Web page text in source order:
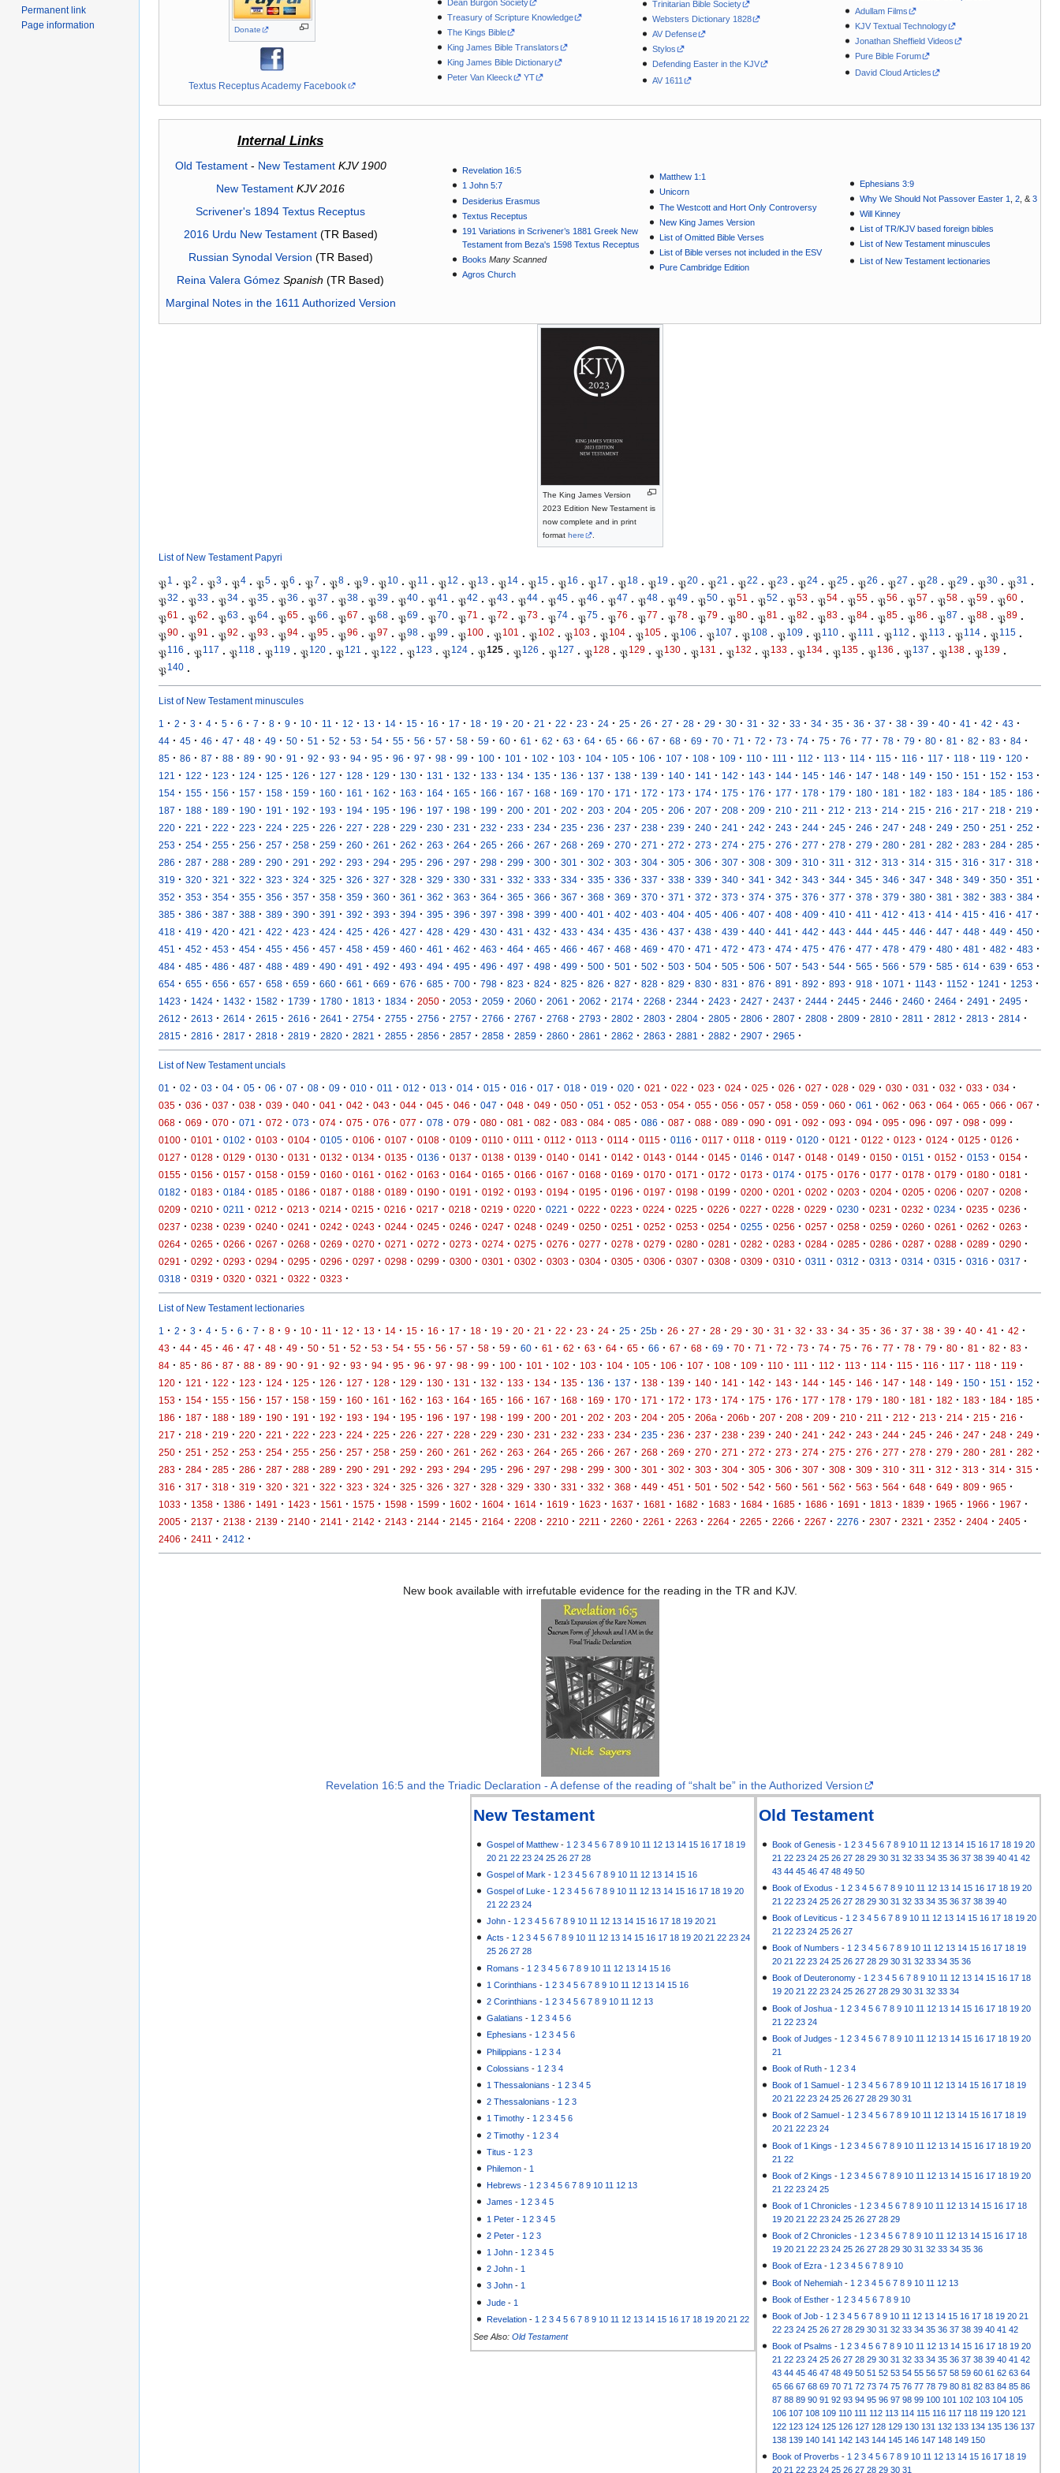
Donate
Textus Receptus Academy Facebook
Dean Burgon Society
Treasury of Scripture Knowledge
The Kings Bible
King James Bible Translators
King James Bible Dictionary
Peter Van Kleeck
YT
Trinitarian Bible Society
Websters Dictionary 1828
AV Defense
Stylos
Defending Easter in the KJV
AV 1611
Adullam Films
KJV Textual Technology
Jonathan Sheffield Videos
Pure Bible Forum
David Cloud Articles
Internal Links
Old Testament- New Testament KJV 1900
New Testament KJV 2016
Scrivener's 1894 Textus Receptus
2016 Urdu New Testament(TR Based)
Russian Synodal Version (TR Based)
Reina Valera Gómez Spanish (TR Based)
Marginal Notes in the 1611 Authorized Version
Revelation 16:5
1 John 5:7
Desiderius Erasmus
Textus Receptus
191 Variations in Scrivener’s 1881 Greek New
Testament from Beza's 1598 Textus Receptus
Books Many Scanned
Agros Church
Matthew 1:1
Unicorn
The Westcott and Hort Only Controversy
New King James Version
List of Omitted Bible Verses
List of Bible verses not included in the ESV
Pure Cambridge Edition
Ephesians 3:9
Why We Should Not Passover Easter 1
,2 , &3
Will Kinney
List of TR/KJV based foreign bibles
List of New Testament minuscules
List of New Testament lectionaries
The King James Version
2023 Edition New Testament is
now complete and in print
format here .
List of New Testament Papyri
𝔓1 · 𝔓2 · 𝔓3 · 𝔓4 · 𝔓5 · 𝔓6 · 𝔓7 · 𝔓8 · 𝔓9 · 𝔓10 · 𝔓11 · 𝔓12 · 𝔓13 · 𝔓14 · 𝔓15 · 𝔓16 · 𝔓17 · 𝔓18 · 𝔓19 · 𝔓20 · 𝔓21 · 𝔓22 · 𝔓23 · 𝔓24 · 𝔓25 · 𝔓26 · 𝔓27 · 𝔓28 · 𝔓29 · 𝔓30 · 𝔓31
·
𝔓32 · 𝔓33 · 𝔓34 · 𝔓35 · 𝔓36 · 𝔓37 · 𝔓38 · 𝔓39 · 𝔓40 · 𝔓41 · 𝔓42 · 𝔓43 · 𝔓44 · 𝔓45 · 𝔓46 · 𝔓47 · 𝔓48 · 𝔓49 · 𝔓50 · 𝔓51 · 𝔓52 · 𝔓53 · 𝔓54 · 𝔓55 · 𝔓56 · 𝔓57 · 𝔓58 · 𝔓59 · 𝔓60 ·
𝔓61 · 𝔓62 · 𝔓63 · 𝔓64 · 𝔓65 · 𝔓66 · 𝔓67 · 𝔓68 · 𝔓69 · 𝔓70 · 𝔓71 · 𝔓72 · 𝔓73 · 𝔓74 · 𝔓75 · 𝔓76 · 𝔓77 · 𝔓78 · 𝔓79 · 𝔓80 · 𝔓81 · 𝔓82 · 𝔓83 · 𝔓84 · 𝔓85 · 𝔓86 · 𝔓87 · 𝔓88 · 𝔓89 ·
𝔓90 · 𝔓91 · 𝔓92 · 𝔓93 · 𝔓94 · 𝔓95 · 𝔓96 · 𝔓97 · 𝔓98 · 𝔓99 · 𝔓100 · 𝔓101 · 𝔓102 · 𝔓103 · 𝔓104 · 𝔓105 · 𝔓106 · 𝔓107 · 𝔓108 · 𝔓109 · 𝔓110 · 𝔓111 · 𝔓112 · 𝔓113 · 𝔓114 · 𝔓115 ·
𝔓116 · 𝔓117 · 𝔓118 · 𝔓119 · 𝔓120 · 𝔓121 · 𝔓122 · 𝔓123 · 𝔓124 · 𝔓125 · 𝔓126 · 𝔓127 · 𝔓128 · 𝔓129 · 𝔓130 · 𝔓131 · 𝔓132 · 𝔓133 · 𝔓134 · 𝔓135 · 𝔓136 · 𝔓137 · 𝔓138 · 𝔓139 ·
𝔓140 ·
List of New Testament minuscules
1 · 2 · 3 · 4 · 5 · 6 · 7 · 8 · 9 · 10 · 11 · 12 · 13 · 14 · 15 · 16 · 17 · 18 · 19 · 20 · 21 · 22 · 23 · 24 · 25 · 26 · 27 · 28 · 29 · 30 · 31 · 32 · 33 · 34 · 35 · 36 · 37 · 38 · 39 · 40 · 41 · 42 · 43 ·
44 · 45 · 46 · 47 · 48 · 49 · 50 · 51 · 52 · 53 · 54 · 55 · 56 · 57 · 58 · 59 · 60 · 61 · 62 · 63 · 64 · 65 · 66 · 67 · 68 · 69 · 70 · 71 · 72 · 73 · 74 · 75 · 76 · 77 · 78 · 79 · 80 · 81 · 82 · 83 · 84 ·
85 · 86 · 87 · 88 · 89 · 90 · 91 · 92 · 93 · 94 · 95 · 96 · 97 · 98 · 99 · 100 · 101 · 102 · 103 · 104 · 105 · 106 · 107 · 108 · 109 · 110 · 111 · 112 · 113 · 114 · 115 · 116 · 117 · 118 · 119 · 120 ·
121 · 122 · 123 · 124 · 125 · 126 · 127 · 128 · 129 · 130 · 131 · 132 · 133 · 134 · 135 · 136 · 137 · 138 · 139 · 140 · 141 · 142 · 143 · 144 · 145 · 146 · 147 · 148 · 149 · 150 · 151 · 152 · 153 ·
154 · 155 · 156 · 157 · 158 · 159 · 160 · 161 · 162 · 163 · 164 · 165 · 166 · 167 · 168 · 169 · 170 · 171 · 172 · 173 · 174 · 175 · 176 · 177 · 178 · 179 · 180 · 181 · 182 · 183 · 184 · 185 · 186 ·
187 · 188 · 189 · 190 · 191 · 192 · 193 · 194 · 195 · 196 · 197 · 198 · 199 · 200 · 201 · 202 · 203 · 204 · 205 · 206 · 207 · 208 · 209 · 210 · 211 · 212 · 213 · 214 · 215 · 216 · 217 · 218 · 219 ·
220 · 221 · 222 · 223 · 224 · 225 · 226 · 227 · 228 · 229 · 230 · 231 · 232 · 233 · 234 · 235 · 236 · 237 · 238 · 239 · 240 · 241 · 242 · 243 · 244 · 245 · 246 · 247 · 248 · 249 · 250 · 251 · 252 ·
253 · 254 · 255 · 256 · 257 · 258 · 259 · 260 · 261 · 262 · 263 · 264 · 265 · 266 · 267 · 268 · 269 · 270 · 271 · 272 · 273 · 274 · 275 · 276 · 277 · 278 · 279 · 280 · 281 · 282 · 283 · 284 · 285 ·
286 · 287 · 288 · 289 · 290 · 291 · 292 · 293 · 294 · 295 · 296 · 297 · 298 · 299 · 300 · 301 · 302 · 303 · 304 · 305 · 306 · 307 · 308 · 309 · 310 · 311 · 312 · 313 · 314 · 315 · 316 · 317 · 318 ·
319 · 320 · 321 · 322 · 323 · 324 · 325 · 326 · 327 · 328 · 329 · 330 · 331 · 332 · 333 · 334 · 335 · 336 · 337 · 338 · 339 · 340 · 341 · 342 · 343 · 344 · 345 · 346 · 347 · 348 · 349 · 350 · 351 ·
352 · 353 · 354 · 355 · 356 · 357 · 358 · 359 · 360 · 361 · 362 · 363 · 364 · 365 · 366 · 367 · 368 · 369 · 370 · 371 · 372 · 373 · 374 · 375 · 376 · 377 · 378 · 379 · 380 · 381 · 382 · 383 · 384 ·
385 · 386 · 387 · 388 · 389 · 390 · 391 · 392 · 393 · 394 · 395 · 396 · 397 · 398 · 399 · 400 · 401 · 402 · 403 · 404 · 405 · 406 · 407 · 408 · 409 · 410 · 411 · 412 · 413 · 414 · 415 · 416 · 417 ·
418 · 419 · 420 · 421 · 422 · 423 · 424 · 425 · 426 · 427 · 428 · 429 · 430 · 431 · 432 · 433 · 434 · 435 · 436 · 437 · 438 · 439 · 440 · 441 · 442 · 443 · 444 · 445 · 446 · 447 · 448 · 449 · 450 ·
451 · 452 · 453 · 454 · 455 · 456 · 457 · 458 · 459 · 460 · 461 · 462 · 463 · 464 · 465 · 466 · 467 · 468 · 469 · 470 · 471 · 472 · 473 · 474 · 475 · 476 · 477 · 478 · 479 · 480 · 481 · 482 · 483 ·
484 · 485 · 486 · 487 · 488 · 489 · 490 · 491 · 492 · 493 · 494 · 495 · 496 · 497 · 498 · 499 · 500 · 501 · 502 · 503 · 504 · 505 · 506 · 507 · 543 · 544 · 565 · 566 · 579 · 585 · 614 · 639 · 653 ·
654 · 655 · 656 · 657 · 658 · 659 · 660 · 661 · 669 · 676 · 685 · 700 · 798 · 823 · 824 · 825 · 826 · 827 · 828 · 829 · 830 · 831 · 876 · 891 · 892 · 893 · 918 · 1071 · 1143 · 1152 · 1241 · 1253 ·
1423 · 1424 · 1432 · 1582 · 1739 · 1780 · 1813 · 1834 · 2050 · 2053 · 2059 · 2060 · 2061 · 2062 · 2174 · 2268 · 2344 · 2423 · 2427 · 2437 · 2444 · 2445 · 2446 · 2460 · 2464 · 2491 · 2495 ·
2612 · 2613 · 2614 · 2615 · 2616 · 2641 · 2754 · 2755 · 2756 · 2757 · 2766 · 2767 · 2768 · 2793 · 2802 · 2803 · 2804 · 2805 · 2806 · 2807 · 2808 · 2809 · 2810 · 2811 · 2812 · 2813 · 2814 ·
2815 · 2816 · 2817 · 2818 · 2819 · 2820 · 2821 · 2855 · 2856 · 2857 · 2858 · 2859 · 2860 · 2861 · 2862 · 2863 · 2881 · 2882 · 2907 · 2965 ·
List of New Testament uncials
01 · 02 · 03 · 04 · 05 · 06 · 07 · 08 · 09 · 010 · 011 · 012 · 013 · 014 · 015 · 016 · 017 · 018 · 019 · 020 · 021 · 022 · 023 · 024 · 025 · 026 · 027 · 028 · 029 · 030 · 031 · 032 · 033 · 034 ·
035 · 036 · 037 · 038 · 039 · 040 · 041 · 042 · 043 · 044 · 045 · 046 · 047 · 048 · 049 · 050 · 051 · 052 · 053 · 054 · 055 · 056 · 057 · 058 · 059 · 060 · 061 · 062 · 063 · 064 · 065 · 066 · 067 ·
068 · 069 · 070 · 071 · 072 · 073 · 074 · 075 · 076 · 077 · 078 · 079 · 080 · 081 · 082 · 083 · 084 · 085 · 086 · 087 · 088 · 089 · 090 · 091 · 092 · 093 · 094 · 095 · 096 · 097 · 098 · 099 ·
0100 · 0101 · 0102 · 0103 · 0104 · 0105 · 0106 · 0107 · 0108 · 0109 · 0110 · 0111 · 0112 · 0113 · 0114 · 0115 · 0116 · 0117 · 0118 · 0119 · 0120 · 0121 · 0122 · 0123 · 0124 · 0125 · 0126 ·
0127 · 0128 · 0129 · 0130 · 0131 · 0132 · 0134 · 0135 · 0136 · 0137 · 0138 · 0139 · 0140 · 0141 · 0142 · 0143 · 0144 · 0145 · 0146 · 0147 · 0148 · 0149 · 0150 · 0151 · 0152 · 0153 · 0154 ·
0155 · 0156 · 0157 · 0158 · 0159 · 0160 · 0161 · 0162 · 0163 · 0164 · 0165 · 0166 · 0167 · 0168 · 0169 · 0170 · 0171 · 0172 · 0173 · 0174 · 0175 · 0176 · 0177 · 0178 · 0179 · 0180 · 0181 ·
0182 · 0183 · 0184 · 0185 · 0186 · 0187 · 0188 · 0189 · 0190 · 0191 · 0192 · 0193 · 0194 · 0195 · 0196 · 0197 · 0198 · 0199 · 0200 · 0201 · 0202 · 0203 · 0204 · 0205 · 0206 · 0207 · 0208 ·
0209 · 0210 · 0211 · 0212 · 0213 · 0214 · 0215 · 0216 · 0217 · 0218 · 0219 · 0220 · 0221 · 0222 · 0223 · 0224 · 0225 · 0226 · 0227 · 0228 · 0229 · 0230 · 0231 · 0232 · 0234 · 0235 · 0236 ·
0237 · 0238 · 0239 · 0240 · 0241 · 0242 · 0243 · 0244 · 0245 · 0246 · 0247 · 0248 · 0249 · 0250 · 0251 · 0252 · 0253 · 0254 · 0255 · 0256 · 0257 · 0258 · 0259 · 0260 · 0261 · 0262 · 0263 ·
0264 · 0265 · 0266 · 0267 · 0268 · 0269 · 0270 · 0271 · 0272 · 0273 · 0274 · 0275 · 0276 · 0277 · 0278 · 0279 · 0280 · 0281 · 0282 · 0283 · 0284 · 0285 · 0286 · 0287 · 0288 · 0289 · 0290 ·
0291 · 0292 · 0293 · 0294 · 0295 · 0296 · 0297 · 0298 · 0299 · 0300 · 0301 · 0302 · 0303 · 0304 · 0305 · 0306 · 0307 · 0308 · 0309 · 0310 · 0311 · 0312 · 0313 · 0314 · 0315 · 0316 · 0317 ·
0318 · 0319 · 0320 · 0321 · 0322 · 0323 ·
List of New Testament lectionaries
1 · 2 · 3 · 4 · 5 · 6 · 7 · 8 · 9 · 10 · 11 · 12 · 13 · 14 · 15 · 16 · 17 · 18 · 19 · 20 · 21 · 22 · 23 · 24 · 25 · 25b · 26 · 27 · 28 · 29 · 30 · 31 · 32 · 33 · 34 · 35 · 36 · 37 · 38 · 39 · 40 · 41 · 42 ·
43 · 44 · 45 · 46 · 47 · 48 · 49 · 50 · 51 · 52 · 53 · 54 · 55 · 56 · 57 · 58 · 59 · 60 · 61 · 62 · 63 · 64 · 65 · 66 · 67 · 68 · 69 · 70 · 71 · 72 · 73 · 74 · 75 · 76 · 77 · 78 · 79 · 80 · 81 · 82 · 83 ·
84 · 85 · 86 · 87 · 88 · 89 · 90 · 91 · 92 · 93 · 94 · 95 · 96 · 97 · 98 · 99 · 100 · 101 · 102 · 103 · 104 · 105 · 106 · 107 · 108 · 109 · 110 · 111 · 112 · 113 · 114 · 115 · 116 · 117 · 118 · 119 ·
120 · 121 · 122 · 123 · 124 · 125 · 126 · 127 · 128 · 129 · 130 · 131 · 132 · 133 · 134 · 135 · 136 · 137 · 138 · 139 · 140 · 141 · 142 · 143 · 144 · 145 · 146 · 147 · 148 · 149 · 150 · 151 · 152 ·
153 · 154 · 155 · 156 · 157 · 158 · 159 · 160 · 161 · 162 · 163 · 164 · 165 · 166 · 167 · 168 · 169 · 170 · 171 · 172 · 173 · 174 · 175 · 176 · 177 · 178 · 179 · 180 · 181 · 182 · 183 · 184 · 185 ·
186 · 187 · 188 · 189 · 190 · 191 · 192 · 193 · 194 · 195 · 196 · 197 · 198 · 199 · 200 · 201 · 202 · 203 · 204 · 205 · 206a · 206b · 207 · 208 · 209 · 210 · 211 · 212 · 213 · 214 · 215 · 216 ·
217 · 218 · 219 · 220 · 221 · 222 · 223 · 224 · 225 · 226 · 227 · 228 · 229 · 230 · 231 · 232 · 233 · 234 · 235 · 236 · 237 · 238 · 239 · 240 · 241 · 242 · 243 · 244 · 245 · 246 · 247 · 248 · 249 ·
250 · 251 · 252 · 253 · 254 · 255 · 256 · 257 · 258 · 259 · 260 · 261 · 262 · 263 · 264 · 265 · 266 · 267 · 268 · 269 · 270 · 271 · 272 · 273 · 274 · 275 · 276 · 277 · 278 · 279 · 280 · 281 · 282 ·
283 · 284 · 285 · 286 · 287 · 288 · 289 · 290 · 291 · 292 · 293 · 294 · 295 · 296 · 297 · 298 · 299 · 300 · 301 · 302 · 303 · 304 · 305 · 306 · 307 · 308 · 309 · 310 · 311 · 312 · 313 · 314 · 315 ·
316 · 317 · 318 · 319 · 320 · 321 · 322 · 323 · 324 · 325 · 326 · 327 · 328 · 329 · 330 · 331 · 332 · 368 · 449 · 451 · 501 · 502 · 542 · 560 · 561 · 562 · 563 · 564 · 648 · 649 · 809 · 965 ·
1033 · 1358 · 1386 · 1491 · 1423 · 1561 · 1575 · 1598 · 1599 · 1602 · 1604 · 1614 · 1619 · 1623 · 1637 · 1681 · 1682 · 1683 · 1684 · 1685 · 1686 · 1691 · 1813 · 1839 · 1965 · 1966 · 1967 ·
2005 · 2137 · 2138 · 2139 · 2140 · 2141 · 2142 · 2143 · 2144 · 2145 · 2164 · 2208 · 2210 · 2211 · 2260 · 2261 · 2263 · 2264 · 2265 · 2266 · 2267 · 2276 · 2307 · 2321 · 2352 · 2404 · 2405 ·
2406 · 2411 · 2412 ·
New book available with irrefutable evidence for the reading in the TR and KJV.
Revelation 16:5 and the Triadic Declaration - A defense of the reading of “shalt be” in the Authorized Version
Old Testament
Book of Genesis - 1 2 3 4 5 6 7 8 9 10 11 12 13 14 15 16 17 18 19 20
21 22 23 24 25 26 27 28 29 30 31 32 33 34 35 36 37 38 39 40 41 42
43 44 45 46 47 48 49 50
Book of Exodus - 1 2 3 4 5 6 7 8 9 10 11 12 13 14 15 16 17 18 19 20
21 22 23 24 25 26 27 28 29 30 31 32 33 34 35 36 37 38 39 40
Book of Leviticus - 1 2 3 4 5 6 7 8 9 10 11 12 13 14 15 16 17 18 19 20
21 22 23 24 25 26 27
Book of Numbers - 1 2 3 4 5 6 7 8 9 10 11 12 13 14 15 16 17 18 19
20 21 22 23 24 25 26 27 28 29 30 31 32 33 34 35 36
Book of Deuteronomy -1 2 3 4 5 6 7 8 9 10 11 12 13 14 15 16 17 18
19 20 21 22 23 24 25 26 27 28 29 30 31 32 33 34
Book of Joshua - 1 2 3 4 5 6 7 8 9 10 11 12 13 14 15 16 17 18 19 20
21 22 23 24
Book of Judges - 1 2 3 4 5 6 7 8 9 10 11 12 13 14 15 16 17 18 19 20
21
Book of Ruth - 1 2 3 4
Book of 1 Samuel - 1 2 3 4 5 6 7 8 9 10 11 12 13 14 15 16 17 18 19
20 21 22 23 24 25 26 27 28 29 30 31
Book of 2 Samuel -1 2 3 4 5 6 7 8 9 10 11 12 13 14 15 16 17 18 19
20 21 22 23 24
Book of 1 Kings - 1 2 3 4 5 6 7 8 9 10 11 12 13 14 15 16 17 18 19 20
21 22
Book of 2 Kings - 1 2 3 4 5 6 7 8 9 10 11 12 13 14 15 16 17 18 19 20
21 22 23 24 25
Book of 1 Chronicles - 1 2 3 4 5 6 7 8 9 10 11 12 13 14 15 16 17 18
19 20 21 22 23 24 25 26 27 28 29
Book of 2 Chronicles - 1 2 3 4 5 6 7 8 9 10 11 12 13 14 15 16 17 18
19 20 21 22 23 24 25 26 27 28 29 30 31 32 33 34 35 36
Book of Ezra -1 2 3 4 5 6 7 8 9 10
Book of Nehemiah - 1 2 3 4 5 6 7 8 9 10 11 12 13
Book of Esther - 1 2 3 4 5 6 7 8 9 10
Book of Job - 1 2 3 4 5 6 7 8 9 10 11 12 13 14 15 16 17 18 19 20 21
22 23 24 25 26 27 28 29 30 31 32 33 34 35 36 37 38 39 40 41 42
Book of Psalms - 1 2 3 4 5 6 7 8 9 10 11 12 13 14 15 16 17 18 19 20
21 22 23 24 25 26 27 28 29 30 31 32 33 34 35 36 37 38 39 40 41 42
43 44 45 46 47 48 49 50 51 52 53 54 55 56 57 58 59 60 61 62 63 64
65 66 67 68 69 70 71 72 73 74 75 76 77 78 79 80 81 82 83 84 85 86
87 88 89 90 91 92 93 94 95 96 97 98 99 100 101 102 103 104 105
106 107 108 109 110 111 112 113 114 115 116 117 118 119 120 121
122 123 124 125 126 127 128 129 130 131 132 133 134 135 136 137
138 139 140 141 142 143 144 145 146 147 148 149 150
Book of Proverbs -1 2 3 4 5 6 7 8 9 10 11 12 13 14 15 16 17 18 19
20 21 22 23 24 25 26 27 28 29 30 31
New Testament
Gospel of Matthew - 1 2 3 4 5 6 7 8 9 10 11 12 13 14 15 16 17 18 19
20 21 22 23 24 25 26 27 28
Gospel of Mark - 1 2 3 4 5 6 7 8 9 10 11 12 13 14 15 16
Gospel of Luke - 1 2 3 4 5 6 7 8 9 10 11 12 13 14 15 16 17 18 19 20
21 22 23 24
John - 1 2 3 4 5 6 7 8 9 10 11 12 13 14 15 16 17 18 19 20 21
Acts -1 2 3 4 5 6 7 8 9 10 11 12 13 14 15 16 17 18 19 20 21 22 23 24
25 26 27 28
Romans - 1 2 3 4 5 6 7 8 9 10 11 12 13 14 15 16
1 Corinthians - 1 2 3 4 5 6 7 8 9 10 11 12 13 14 15 16
2 Corinthians - 1 2 3 4 5 6 7 8 9 10 11 12 13
Galatians - 1 2 3 4 5 6
Ephesians -1 2 3 4 5 6
Philippians - 1 2 3 4
Colossians - 1 2 3 4
1 Thessalonians - 1 2 3 4 5
2 Thessalonians - 1 2 3
1 Timothy -1 2 3 4 5 6
2 Timothy - 1 2 3 4
Titus - 1 2 3
Philemon - 1
Hebrews - 1 2 3 4 5 6 7 8 9 10 11 12 13
James -1 2 3 4 5
1 Peter - 1 2 3 4 5
2 Peter - 1 2 3
1 John - 1 2 3 4 5
2 John - 1
3 John -1
Jude - 1
Revelation - 1 2 3 4 5 6 7 8 9 10 11 12 13 14 15 16 17 18 19 20 21 22
See Also: Old Testament
Permanent link
Page information